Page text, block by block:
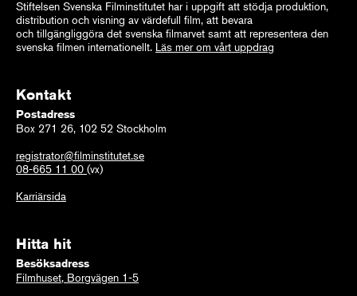
Stiftelsen Svenska Filminstitutet har i uppgift att stödja produktion,
distribution och visning av värdefull film, att bevara
och tillgängliggöra det svenska filmarvet samt att representera den
svenska filmen internationellt. Läs mer om vårt uppdrag
Kontakt
Postadress
Box 271 26, 102 52 Stockholm
registrator@filminstitutet.se
08-665 11 00 (vx)
Karriärsida
Hitta hit
Besöksadress
Filmhuset, Borgvägen 1-5